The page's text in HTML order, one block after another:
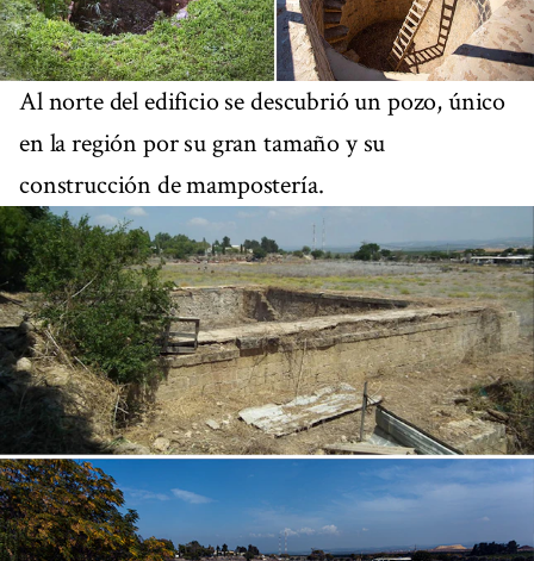
Al norte del edificio se descubrió un pozo, único
en la región por su gran tamaño y su
construcción de mampostería.